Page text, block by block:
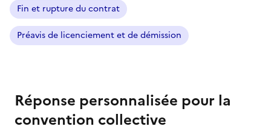
Fin et rupture du contrat
Préavis de licenciement et de démission
Réponse personnalisée pour la
convention collective